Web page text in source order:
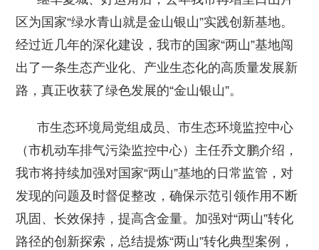
区为国家“绿水青山就是金山银山”实践创新基地。
经过近几年的深化建设，我市的国家“两山”基地闯
出了一条生态产业化、产业生态化的高质量发展新
路，真正收获了绿色发展的“金山银山”。
市生态环境局党组成员、市生态环境监控中心
（市机动车排气污染监控中心）主任乔文鹏介绍，
我市将持续加强对国家“两山”基地的日常监管，对
发现的问题及时督促整改，确保示范引领作用不断
巩固、长效保持，提高含金量。加强对“两山”转化
路径的创新探索，总结提炼“两山”转化典型案例，